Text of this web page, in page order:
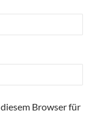
Browser für